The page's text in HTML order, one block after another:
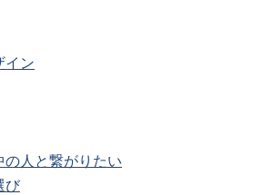
イン
人と繋がりたい
び